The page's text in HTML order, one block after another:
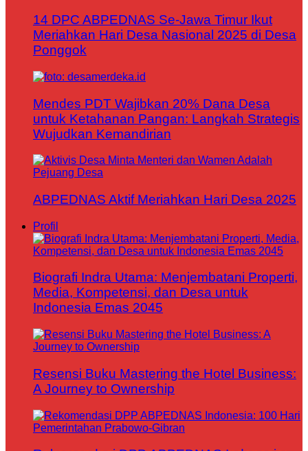
14 DPC ABPEDNAS Se-Jawa Timur Ikut
Meriahkan Hari Desa Nasional 2025 di Desa
Ponggok
Mendes PDT Wajibkan 20% Dana Desa
untuk Ketahanan Pangan: Langkah Strategis
Wujudkan Kemandirian
ABPEDNAS Aktif Meriahkan Hari Desa 2025
Profil
Biografi Indra Utama: Menjembatani Properti,
Media, Kompetensi, dan Desa untuk
Indonesia Emas 2045
Resensi Buku Mastering the Hotel Business:
A Journey to Ownership